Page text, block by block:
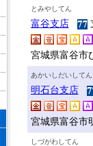
とみやしてん
富谷支店
宮城県富谷市
あかいしだいしてん
明石台支店
宮城県富谷市
しづがわしてん